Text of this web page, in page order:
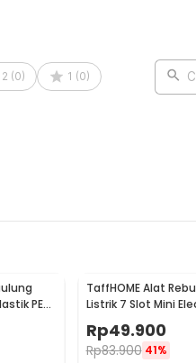
dimulai.
2 (0) 1 (0)
PE
TaffHOME Alat
Listrik 7 Slot Mini
Rp49.900
Rp83.900 41%